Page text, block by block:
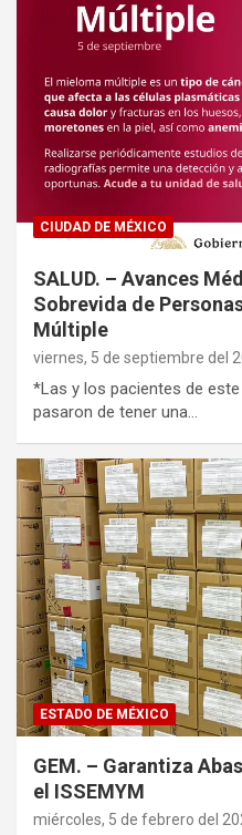
CIUDAD DE MÉXICO
SALUD. – Avances
Sobrevida de
Múltiple
viernes, 5 de septiembre del
*Las y los pacientes de
pasaron de tener una…
ESTADO DE MÉXICO
GEM. – Garantiza
el ISSEMYM
miércoles, 5 de febrero del